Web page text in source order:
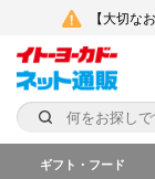
【大切な
ギフト・フード